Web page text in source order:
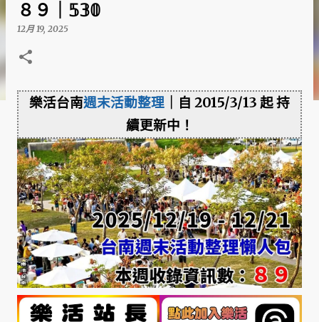
８９｜𝟝𝟛𝟘
12月 19, 2025
樂活台南週末活動整理 ｜自 2015/3/13 起 持
續更新中！